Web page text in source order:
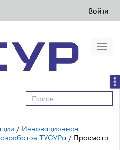
Войти
/ Инновационная
ТУСУРа / Просмотр